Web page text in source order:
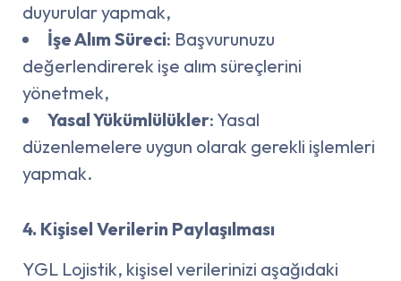
duyurular yapmak,
İşe Alım Süreci: Başvurunuzu
değerlendirerek işe alım süreçlerini
yönetmek,
Yasal Yükümlülükler: Yasal
düzenlemelere uygun olarak gerekli işlemleri
yapmak.
4. Kişisel Verilerin Paylaşılması
YGL Lojistik, kişisel verilerinizi aşağıdaki